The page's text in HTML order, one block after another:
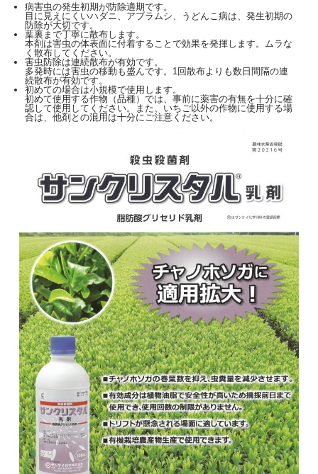
病害虫の発生初期が防除適期です。
目に見えにくいハダニ、アブラムシ、うどんこ病は、発生初期の
防除が大切です。
葉裏まで丁寧に散布します。
本剤は害虫の体表面に付着することで効果を発揮します。ムラな
く散布してください。
害虫防除は連続散布が有効です。
多発時には害虫の移動も盛んです。1回散布よりも数日間隔の連
続散布が有効です。
初めての場合は小規模で使用します。
初めて使用する作物（品種）では、事前に薬害の有無を十分に確
認して使用してください。また、いちご以外の作物に使用する場
合は、他剤との混用は十分にご注意ください。